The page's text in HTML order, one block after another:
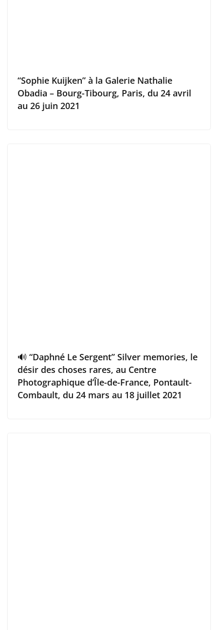
“Sophie Kuijken” à la Galerie Nathalie
Obadia – Bourg-Tibourg, Paris, du 24 avril
au 26 juin 2021
🔊 “Daphné Le Sergent” Silver memories, le
désir des choses rares, au Centre
Photographique d’Île-de-France, Pontault-
Combault, du 24 mars au 18 juillet 2021